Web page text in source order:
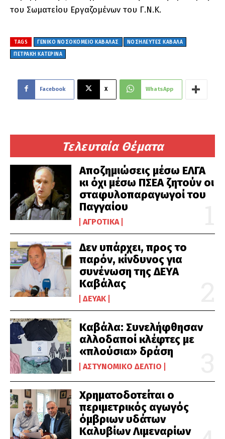
Τελευταία Θέματα
Αποζημιώσεις μέσω ΕΛΓΑ
κι όχι μέσω ΠΣΕΑ ζητούν οι
σταφυλοπαραγωγοί του
Παγγαίου
ΑΓΡΟΤΙΚΆ
Δεν υπάρχει, προς το
παρόν, κίνδυνος για
συνένωση της ΔΕΥΑ
Καβάλας
ΔΕΥΑΚ
Καβάλα: Συνελήφθησαν
αλλοδαποί κλέφτες με
«πλούσια» δράση
ΑΣΤΥΝΟΜΙΚΌ ΔΕΛΤΊΟ
Χρηματοδοτείται ο
περιμετρικός αγωγός
όμβριων υδάτων
Καλυβίων Λιμεναρίων
του Σωματείου Εργαζομένων του Γ.Ν.Κ.
TAGS ΓΕΝΙΚΟ ΝΟΣΟΚΟΜΕΙΟ ΚΑΒΑΛΑΣ
ΝΟΣΗΛΕΥΤΕΣ ΚΑΒΑΛΑ
ΠΕΤΡΑΚΗ ΚΑΤΕΡΙΝΑ
Facebook X WhatsApp